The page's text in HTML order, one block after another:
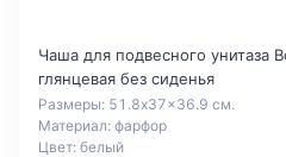
Чаша для подвесного унитаза
глянцевая без сиденья
Размеры: 51.8x37x36.9 см.
Материал: фарфор
Цвет: белый